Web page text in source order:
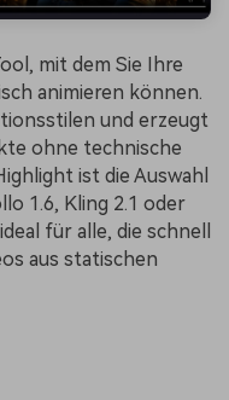
mit dem Sie Ihre
animieren können.
und erzeugt
ohne technische
ist die Auswahl
1.6, Kling 2.1 oder
für alle, die schnell
aus statischen